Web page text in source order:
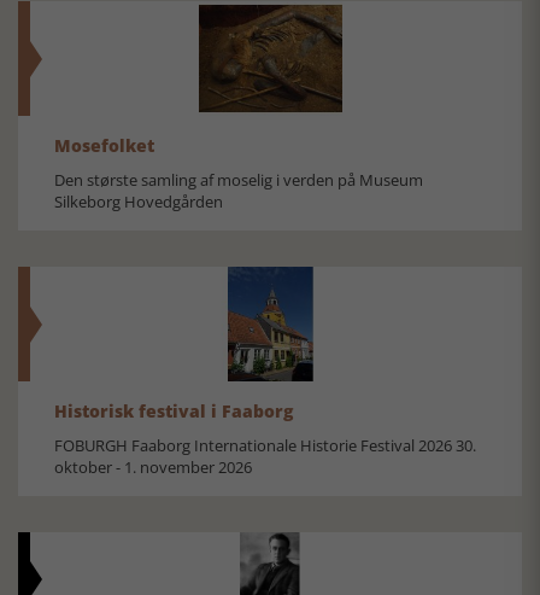
Mosefolket
Den største samling af moselig i verden på Museum
Silkeborg Hovedgården
Historisk festival i Faaborg
FOBURGH Faaborg Internationale Historie Festival 2026 30.
oktober - 1. november 2026